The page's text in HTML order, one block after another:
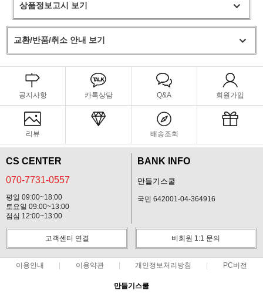
상품정보고시 보기
교환/반품/취소 안내 보기
공지사항 카톡상담 Q&A 회원가입
리뷰 배송조회
CS CENTER
070-7731-0557
평일 09:00~18:00
토요일 09:00~13:00
점심 12:00~13:00
BANK INFO
만들기스쿨
국민 642001-04-364916
고객센터 연결 비회원 1:1 문의
이용안내 이용약관 개인정보처리방침 PC버전
만들기스쿨